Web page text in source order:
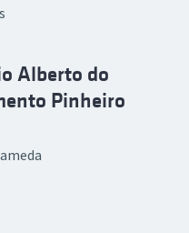
Alberto do
Pinheiro